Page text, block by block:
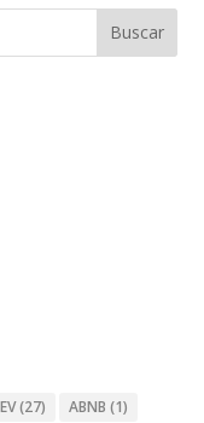
(27) ABNB (1)